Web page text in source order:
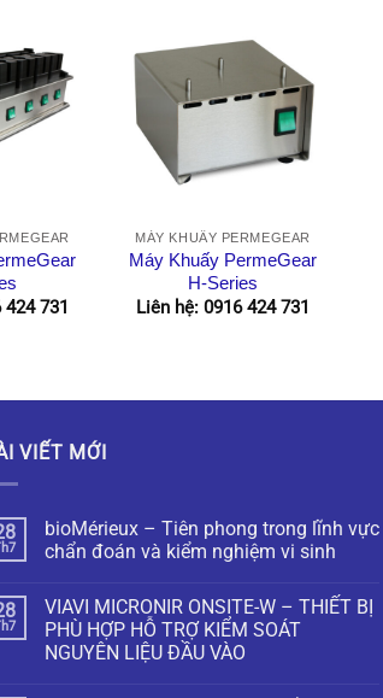
731
MÁY KHUẤY PERMEGEAR
Máy Khuấy PermeGear
H-Series
Liên hệ: 0916 424 731
VIẾT MỚI
bioMérieux – Tiên phong trong lĩnh vực
chẩn đoán và kiểm nghiệm vi sinh
VIAVI MICRONIR ONSITE-W – THIẾT BỊ
PHÙ HỢP HỖ TRỢ KIỂM SOÁT
NGUYÊN LIỆU ĐẦU VÀO